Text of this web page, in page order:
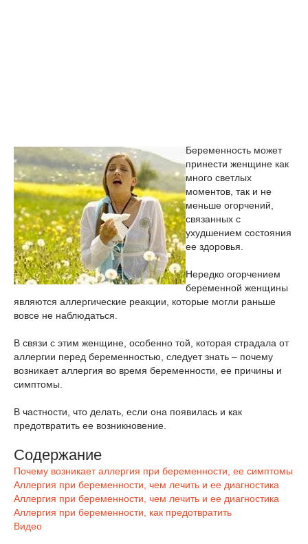
Беременность может
принести женщине как
много светлых
моментов, так и не
меньше огорчений,
связанных с
ухудшением состояния
ее здоровья.
Нередко огорчением
беременной женщины
являются аллергические реакции, которые могли раньше
вовсе не наблюдаться.
В связи с этим женщине, особенно той, которая страдала от
аллергии перед беременностью, следует знать – почему
возникает аллергия во время беременности, ее причины и
симптомы.
В частности, что делать, если она появилась и как
предотвратить ее возникновение.
Содержание
Почему возникает аллергия при беременности, ее симптомы
Аллергия при беременности, чем лечить и ее диагностика
Аллергия при беременности, чем лечить и ее диагностика
Аллергия при беременности, как предотвратить
Видео